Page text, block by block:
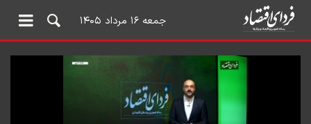
جمعه ۱۶ مرداد ۱۴۰۵